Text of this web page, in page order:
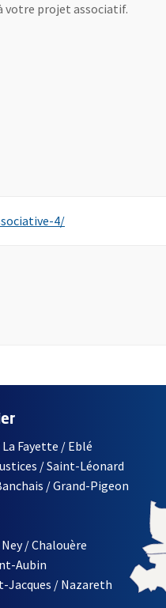
votre projet associatif.
4/, Ouvre une
obligatoire)
À LA LETTRE
Fayette / Eblé
/ Saint-Léonard
/ Grand-Pigeon
/ Chalouère
Aubin
Jacques / Nazareth